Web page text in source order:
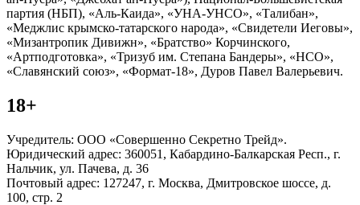
партия (НБП), «Аль-Каида», «УНА-УНСО», «Талибан»,
«Меджлис крымско-татарского народа», «Свидетели Иеговы»,
«Мизантропик Дивижн», «Братство» Корчинского,
«Артподготовка», «Тризуб им. Степана Бандеры», «НСО»,
«Славянский союз», «Формат-18», Дуров Павел Валерьевич.
18+
Учредитель: ООО «Совершенно Секретно Трейд».
Юридический адрес: 360051, Кабардино-Балкарская Респ., г.
Нальчик, ул. Пачева, д. 36
Почтовый адрес: 127247, г. Москва, Дмитровское шоссе, д.
100, стр. 2